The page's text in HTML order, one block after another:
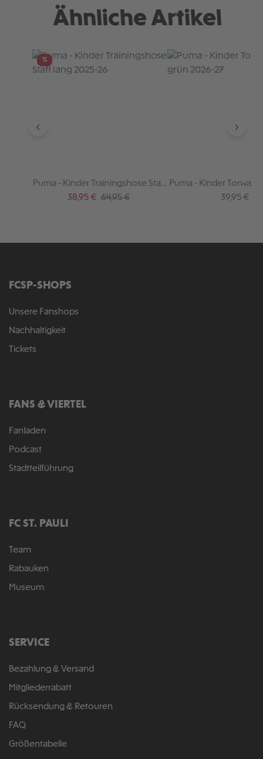
Ähnliche Artikel
Produktgalerie überspringen
%
Puma - Kinder Trainingshose Staff
lang 2025-26
Verkaufspreis:
38,95 € Regulärer Preis:
64,95 €
Puma - Kinder Torwart
2026-27
Regulärer
39,95 €
FCSP-SHOPS
Unsere Fanshops
Nachhaltigkeit
Tickets
FANS & VIERTEL
Fanladen
Podcast
Stadtteilführung
FC ST. PAULI
Team
Rabauken
Museum
SERVICE
Bezahlung & Versand
Mitgliederrabatt
Rücksendung & Retouren
FAQ
Größentabelle